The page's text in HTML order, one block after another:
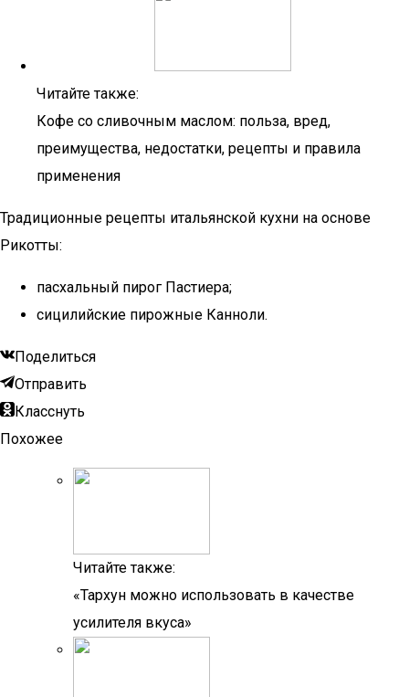
Читайте также:
Кофе со сливочным маслом: польза, вред,
преимущества, недостатки, рецепты и правила
применения
Традиционные рецепты итальянской кухни на основе
Рикотты:
пасхальный пирог Пастиера;
сицилийские пирожные Канноли.
Поделиться
Отправить
Класснуть
Похожее
Читайте также:
«Тархун можно использовать в качестве
усилителя вкуса»